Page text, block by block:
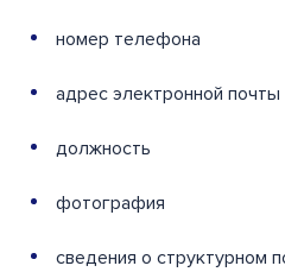
номер телефона
адрес электронной почты
должность
фотография
сведения о структурном